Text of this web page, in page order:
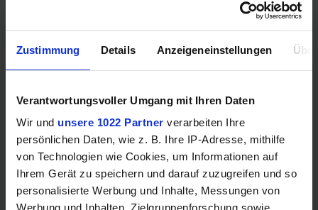
Zustimmung Details Anzeigeneinstellungen
Verantwortungsvoller Umgang mit Ihren Daten
Wir und unsere 1022 Partner verarbeiten Ihre
persönlichen Daten, wie z. B. Ihre IP-Adresse, mithilfe
von Technologien wie Cookies, um Informationen auf
Ihrem Gerät zu speichern und darauf zuzugreifen und so
personalisierte Werbung und Inhalte, Messungen von
Werbung und Inhalten, Zielgruppenforschung sowie
GEWINNSPIEL
Gewinne einen MSI Gaming PC mit RTX 5070
Ti!!